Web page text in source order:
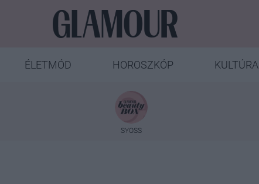
ÉLETMÓD HOROSZKÓP KULTÚRA
SYOSS